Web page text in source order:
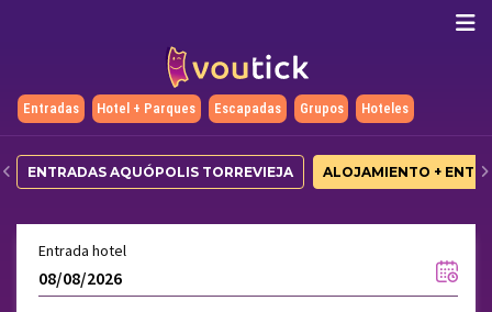
Entradas Hotel + Parques Escapadas Grupos Hoteles
ENTRADAS AQUÓPOLIS TORREVIEJA ALOJAMIENTO +
Entrada hotel